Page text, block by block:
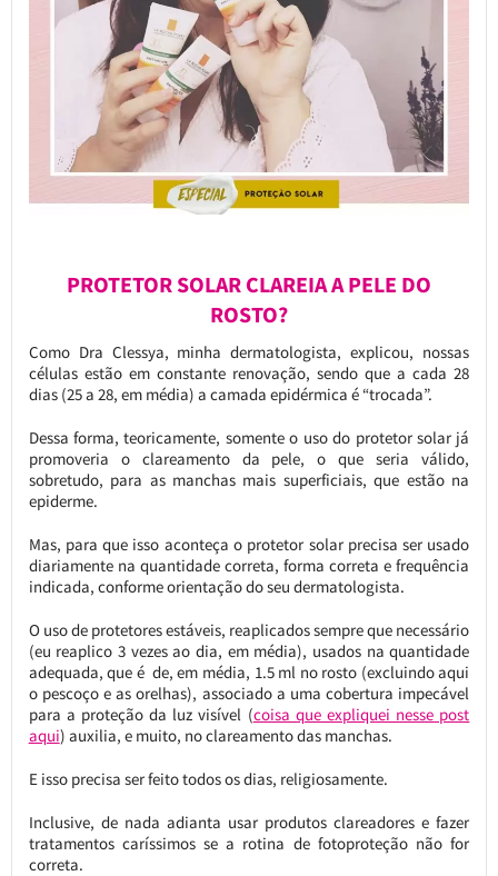
PROTETOR SOLAR CLAREIA A PELE DO
ROSTO?
Como Dra Clessya, minha dermatologista, explicou, nossas
células estão em constante renovação, sendo que a cada 28
dias (25 a 28, em média) a camada epidérmica é “trocada”.
Dessa forma, teoricamente, somente o uso do protetor solar já
promoveria o clareamento da pele, o que seria válido,
sobretudo, para as manchas mais superficiais, que estão na
epiderme.
Mas, para que isso aconteça o protetor solar precisa ser usado
diariamente na quantidade correta, forma correta e frequência
indicada, conforme orientação do seu dermatologista.
O uso de protetores estáveis, reaplicados sempre que necessário
(eu reaplico 3 vezes ao dia, em média), usados na quantidade
adequada, que é de, em média, 1.5 ml no rosto (excluindo aqui
o pescoço e as orelhas), associado a uma cobertura impecável
para a proteção da luz visível (coisa que expliquei nesse post
aqui) auxilia, e muito, no clareamento das manchas.
E isso precisa ser feito todos os dias, religiosamente.
Inclusive, de nada adianta usar produtos clareadores e fazer
tratamentos caríssimos se a rotina de fotoproteção não for
correta.